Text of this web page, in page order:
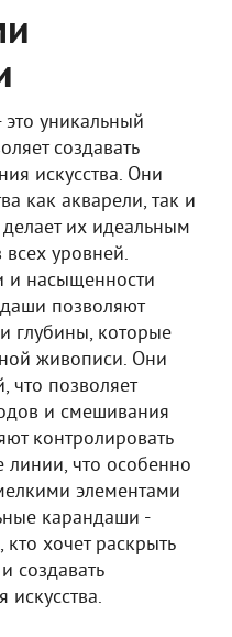
уникальный
создавать
искусства. Они
как акварели, так и
их идеальным
уровней.
и насыщенности
позволяют
глубины, которые
живописи. Они
что позволяет
и смешивания
контролировать
линии, что особенно
элементами
карандаши -
хочет раскрыть
создавать